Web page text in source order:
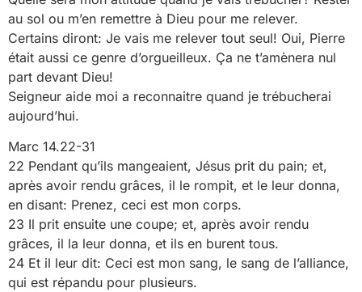
au sol ou m’en remettre à Dieu pour me relever.
Certains diront: Je vais me relever tout seul! Oui, Pierre
était aussi ce genre d’orgueilleux. Ça ne t’amènera nul
part devant Dieu!
Seigneur aide moi a reconnaitre quand je trébucherai
aujourd’hui.
Marc 14.22-31
22 Pendant qu’ils mangeaient, Jésus prit du pain; et,
après avoir rendu grâces, il le rompit, et le leur donna,
en disant: Prenez, ceci est mon corps.
23 Il prit ensuite une coupe; et, après avoir rendu
grâces, il la leur donna, et ils en burent tous.
24 Et il leur dit: Ceci est mon sang, le sang de l’alliance,
qui est répandu pour plusieurs.